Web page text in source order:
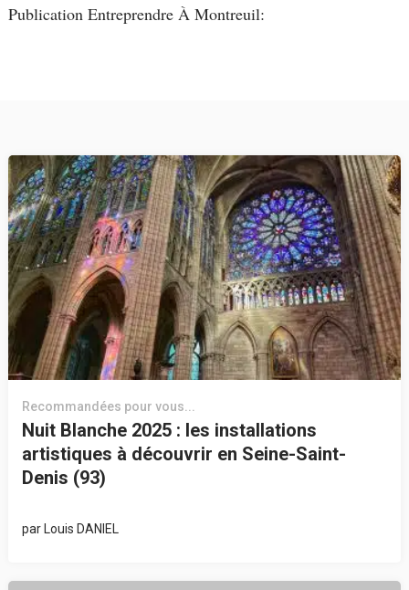
Publication Entreprendre À Montreuil:
Recommandées pour vous...
Nuit Blanche 2025 : les installations
artistiques à découvrir en Seine-Saint-
Denis (93)
parLouis DANIEL